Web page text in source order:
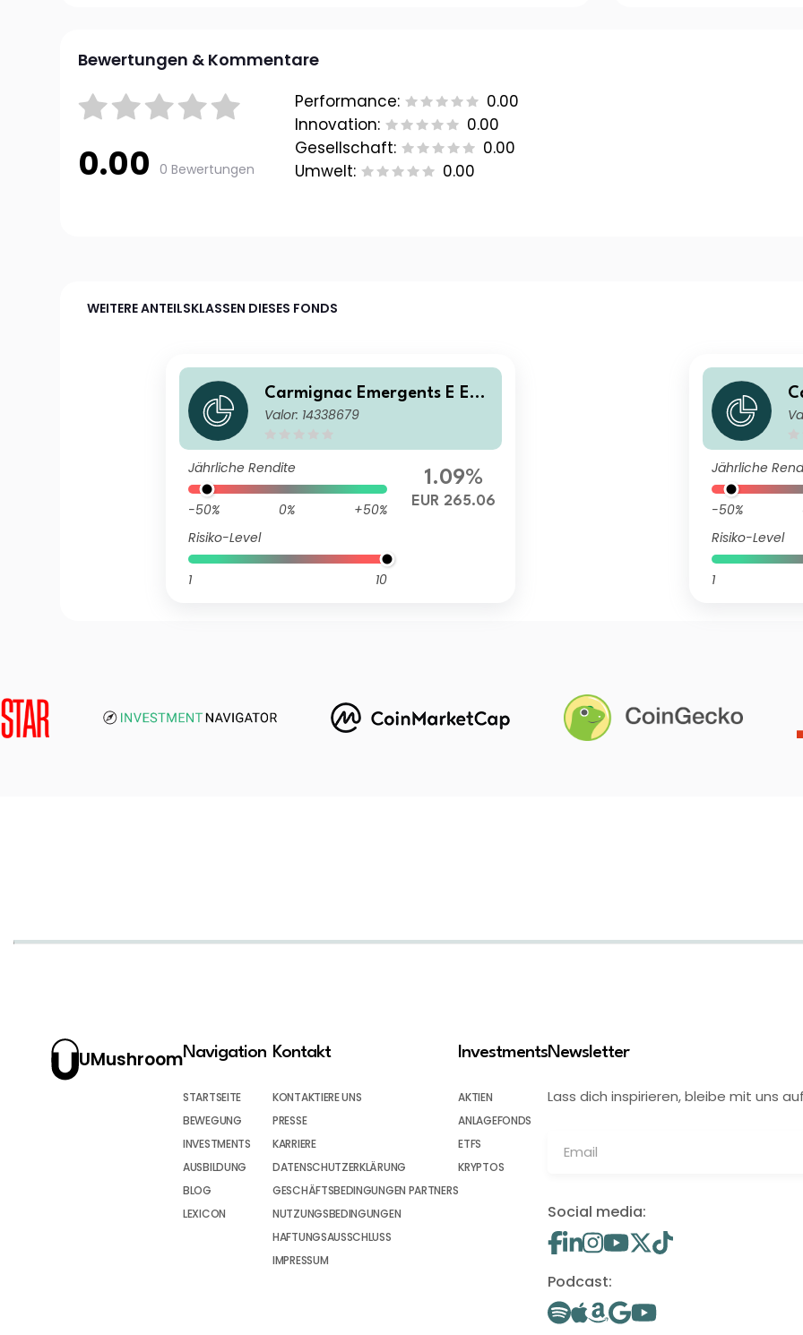
Bewertungen & Kommentare
0.00 0 Bewertungen
Performance:
0.00
Innovation:
0.00
Gesellschaft:
0.00
Umwelt:
0.00
WEITERE ANTEILSKLASSEN DIESES FONDS
Carmignac Emergents E EUR
Acc
Valor: 14338679
Jährliche Rendite
-50% 0%
+50%
Risiko-Level
1 10
1.09%
EUR 265.06
R
Jährliche
-50%
Risiko-Level
1
UMushroomNavigation
STARTSEITE
BEWEGUNG
INVESTMENTS
AUSBILDUNG
BLOG
LEXICON
Kontakt
KONTAKTIERE UNS
PRESSE
KARRIERE
DATENSCHUTZERKLÄRUNG
GESCHÄFTSBEDINGUNGEN PARTNERS
NUTZUNGSBEDINGUNGEN
HAFTUNGSAUSSCHLUSS
IMPRESSUM
Investments
AKTIEN
ANLAGEFONDS
ETFS
KRYPTOS
Newsletter
Lass dich inspirieren, bleibe mit uns
Social media:
Podcast: